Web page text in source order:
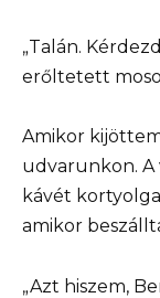
„Talán.
erőltetett
Amikor
udvarunkon. A
kávét
amikor
„Azt hiszem,